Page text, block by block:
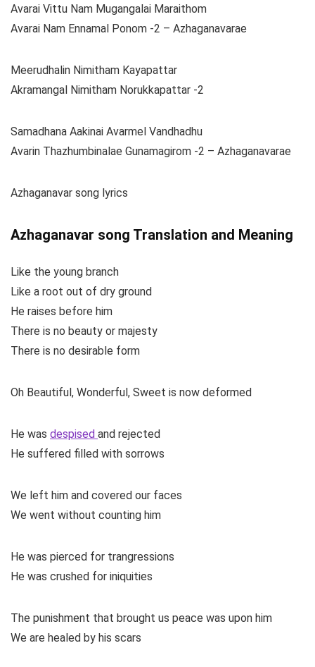
Avarai Vittu Nam Mugangalai Maraithom
Avarai Nam Ennamal Ponom -2 – Azhaganavarae
Meerudhalin Nimitham Kayapattar
Akramangal Nimitham Norukkapattar -2
Samadhana Aakinai Avarmel Vandhadhu
Avarin Thazhumbinalae Gunamagirom -2 – Azhaganavarae
Azhaganavar song lyrics
Azhaganavar song Translation and Meaning
Like the young branch
Like a root out of dry ground
He raises before him
There is no beauty or majesty
There is no desirable form
Oh Beautiful, Wonderful, Sweet is now deformed
He was despised and rejected
He suffered filled with sorrows
We left him and covered our faces
We went without counting him
He was pierced for trangressions
He was crushed for iniquities
The punishment that brought us peace was upon him
We are healed by his scars